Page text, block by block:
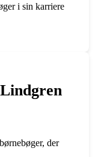
i sin karriere
der